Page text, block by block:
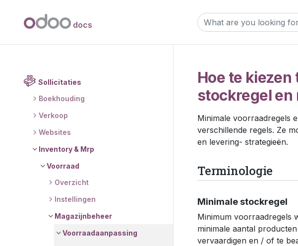
Sollicitaties
Boekhouding
Verkoop
Websites
Inventory & Mrp
Voorraad
Overzicht
Instellingen
Magazijnbeheer
Voorraadaanpassing
docs
Hoe te
stockregel en
Minimale voorraadregels
verschillende regels. Ze
en levering- strategieën.
Terminologie
Minimale stockregel
Minimum voorraadregels
minimale aantal
vervaardigen en / of te